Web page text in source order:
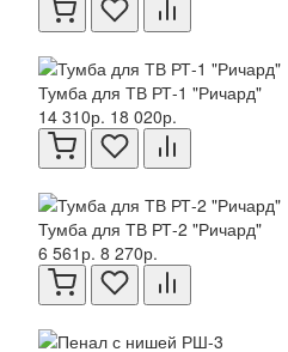
Тумба для ТВ РТ-1 "Ричард"
14 310р. 18 020р.
Тумба для ТВ РТ-2 "Ричард"
6 561р. 8 270р.